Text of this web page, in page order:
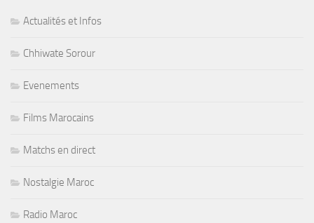
Actualités et Infos
Chhiwate Sorour
Evenements
Films Marocains
Matchs en direct
Nostalgie Maroc
Radio Maroc